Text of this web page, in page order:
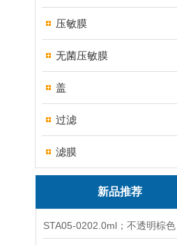
压敏膜
无菌压敏膜
盖
过滤
滤膜
新品推荐